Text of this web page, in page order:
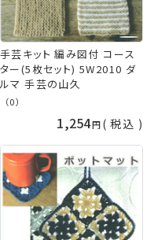
手芸キット 編み図付 コース
ター(5枚セット) 5W2010 ダ
ルマ 手芸の山久
（0）
1,254 税込